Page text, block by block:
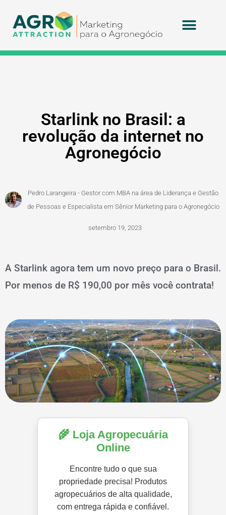
Starlink no Brasil: a
revolução da internet no
Agronegócio
Pedro Larangeira - Gestor com MBA na área de Liderança e Gestão
de Pessoas e Especialista em Sênior Marketing para o Agronegócio
setembro 19, 2023
A Starlink agora tem um novo preço para o Brasil.
Por menos de R$ 190,00 por mês você contrata!
🌾 Loja Agropecuária
Online
Encontre tudo o que sua
propriedade precisa! Produtos
agropecuários de alta qualidade,
com entrega rápida e confiável.